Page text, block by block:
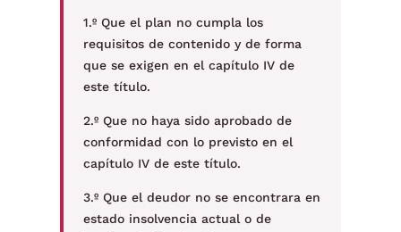
1.º Que el plan no cumpla los
requisitos de contenido y de forma
que se exigen en el capítulo IV de
este título.
2.º Que no haya sido aprobado de
conformidad con lo previsto en el
capítulo IV de este título.
3.º Que el deudor no se encontrara en
estado insolvencia actual o de